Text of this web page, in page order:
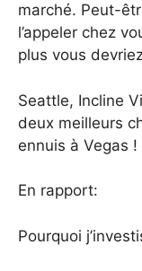
marché. Peut-
l’appeler chez
plus vous
Seattle, Incline
deux meilleurs
ennuis à Vegas !
En rapport:
Pourquoi